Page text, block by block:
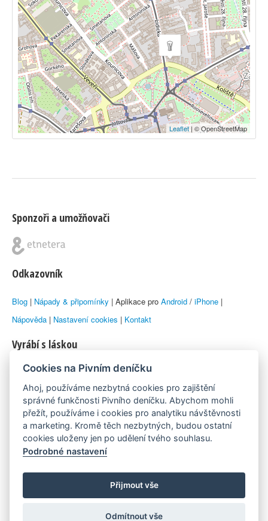
Leaflet| © OpenStreetMap
Sponzoři a umožňovači
Odkazovník
Blog | Nápady & připomínky | Aplikace pro Android / iPhone |
Nápověda | Nastavení cookies | Kontakt
Vyrábí s láskou
© 2010–2026 byLukáš Zemanaka Emka
Máme rádi
Pivní.info
Poznámka pod čarou
Pivní deníček je nezávislý zdroj, který není spjat s žádným
konkrétním pivovarem ani restaurací. Názory uživatelů nemusí nutně
Cookies na Pivním deníčku
Ahoj, používáme nezbytná cookies pro zajištění
správné funkčnosti Pivního deníčku. Abychom mohli
přežít, používáme i cookies pro analytiku návštěvnosti
a marketing. Kromě těch nezbytných, budou ostatní
cookies uloženy jen po udělení tvého souhlasu.
Podrobné nastavení
Přijmout vše
Odmítnout vše